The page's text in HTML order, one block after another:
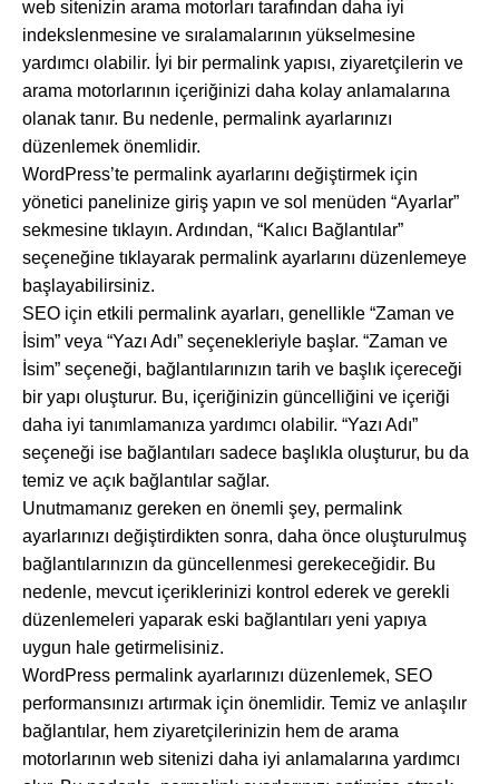
web sitenizin arama motorları tarafından daha iyi
indekslenmesine ve sıralamalarının yükselmesine
yardımcı olabilir. İyi bir permalink yapısı, ziyaretçilerin ve
arama motorlarının içeriğinizi daha kolay anlamalarına
olanak tanır. Bu nedenle, permalink ayarlarınızı
düzenlemek önemlidir.
WordPress’te permalink ayarlarını değiştirmek için
yönetici panelinize giriş yapın ve sol menüden “Ayarlar”
sekmesine tıklayın. Ardından, “Kalıcı Bağlantılar”
seçeneğine tıklayarak permalink ayarlarını düzenlemeye
başlayabilirsiniz.
SEO için etkili permalink ayarları, genellikle “Zaman ve
İsim” veya “Yazı Adı” seçenekleriyle başlar. “Zaman ve
İsim” seçeneği, bağlantılarınızın tarih ve başlık içereceği
bir yapı oluşturur. Bu, içeriğinizin güncelliğini ve içeriği
daha iyi tanımlamanıza yardımcı olabilir. “Yazı Adı”
seçeneği ise bağlantıları sadece başlıkla oluşturur, bu da
temiz ve açık bağlantılar sağlar.
Unutmamanız gereken en önemli şey, permalink
ayarlarınızı değiştirdikten sonra, daha önce oluşturulmuş
bağlantılarınızın da güncellenmesi gerekeceğidir. Bu
nedenle, mevcut içeriklerinizi kontrol ederek ve gerekli
düzenlemeleri yaparak eski bağlantıları yeni yapıya
uygun hale getirmelisiniz.
WordPress permalink ayarlarınızı düzenlemek, SEO
performansınızı artırmak için önemlidir. Temiz ve anlaşılır
bağlantılar, hem ziyaretçilerinizin hem de arama
motorlarının web sitenizi daha iyi anlamalarına yardımcı